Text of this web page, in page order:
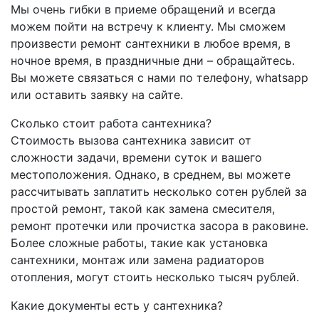
Мы очень гибки в приеме обращений и всегда
можем пойти на встречу к клиенту. Мы сможем
произвести ремонт сантехники в любое время, в
ночное время, в праздничные дни – обращайтесь.
Вы можете связаться с нами по телефону, whatsapp
или оставить заявку на сайте.
Сколько стоит работа сантехника?
Стоимость вызова сантехника зависит от
сложности задачи, времени суток и вашего
местоположения. Однако, в среднем, вы можете
рассчитывать заплатить несколько сотен рублей за
простой ремонт, такой как замена смесителя,
ремонт протечки или прочистка засора в раковине.
Более сложные работы, такие как установка
сантехники, монтаж или замена радиаторов
отопления, могут стоить несколько тысяч рублей.
Какие документы есть у сантехника?